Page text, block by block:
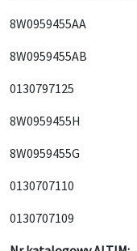
8W0959455AA
8W0959455AB
0130797125
8W0959455H
8W0959455G
0130707110
0130707109